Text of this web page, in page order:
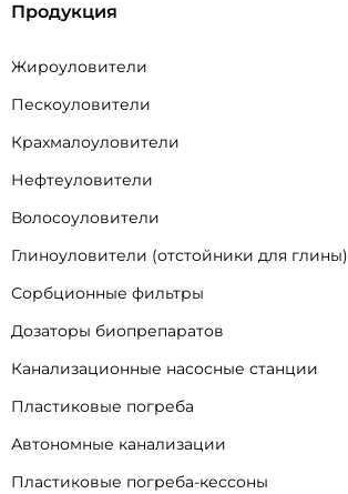
Продукция
Жироуловители
Пескоуловители
Крахмалоуловители
Нефтеуловители
Волосоуловители
Глиноуловители (отстойники для глины)
Сорбционные фильтры
Дозаторы биопрепаратов
Канализационные насосные станции
Пластиковые погреба
Автономные канализации
Пластиковые погреба-кессоны